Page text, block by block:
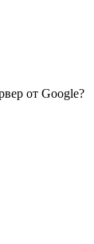
от Google?